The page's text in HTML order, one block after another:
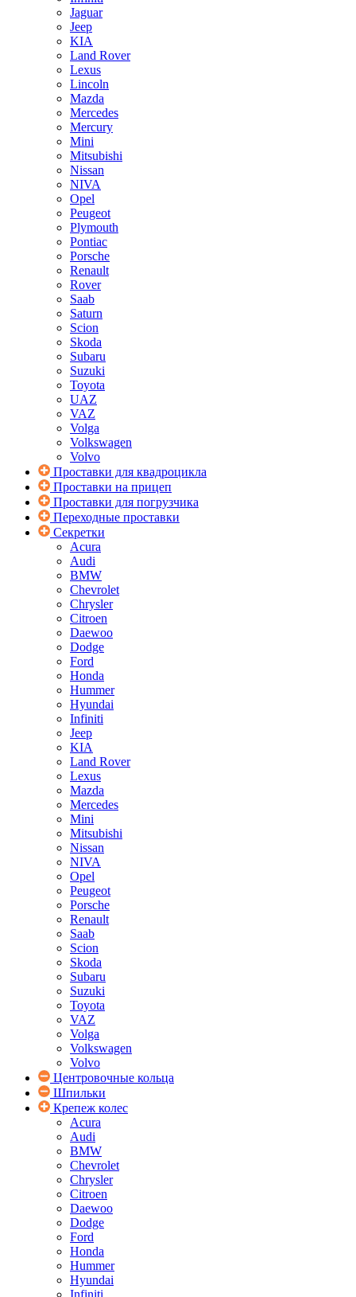
Jaguar
Jeep
KIA
Land Rover
Lexus
Lincoln
Mazda
Mercedes
Mercury
Mini
Mitsubishi
Nissan
NIVA
Opel
Peugeot
Plymouth
Pontiac
Porsche
Renault
Rover
Saab
Saturn
Scion
Skoda
Subaru
Suzuki
Toyota
UAZ
VAZ
Volga
Volkswagen
Volvo
Проставки для квадроцикла
Проставки на прицеп
Проставки для погрузчика
Переходные проставки
Секретки
Acura
Audi
BMW
Chevrolet
Chrysler
Citroen
Daewoo
Dodge
Ford
Honda
Hummer
Hyundai
Infiniti
Jeep
KIA
Land Rover
Lexus
Mazda
Mercedes
Mini
Mitsubishi
Nissan
NIVA
Opel
Peugeot
Porsche
Renault
Saab
Scion
Skoda
Subaru
Suzuki
Toyota
VAZ
Volga
Volkswagen
Volvo
Центровочные кольца
Шпильки
Крепеж колес
Acura
Audi
BMW
Chevrolet
Chrysler
Citroen
Daewoo
Dodge
Ford
Honda
Hummer
Hyundai